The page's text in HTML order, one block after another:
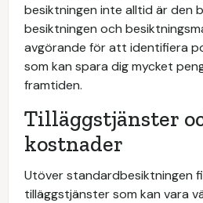
besiktningen inte alltid är den
besiktningen och
avgörande för att identifiera
som kan spara dig mycket
framtiden.
Tilläggstjänster
kostnader
Utöver standardbesiktningen
tilläggstjänster som kan vara